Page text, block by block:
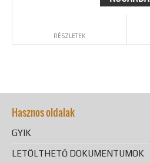
RÉSZLETEK
Hasznos oldalak
GYIK
LETÖLTHETŐ DOKUMENTUMOK